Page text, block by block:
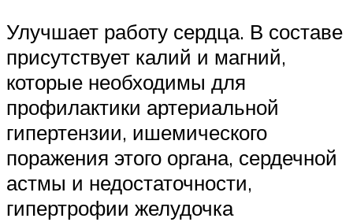
Улучшает работу сердца. В составе
присутствует калий и магний,
которые необходимы для
профилактики артериальной
гипертензии, ишемического
поражения этого органа, сердечной
астмы и недостаточности,
гипертрофии желудочка